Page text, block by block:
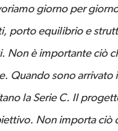
giorno per
porto equilibrio e
Non è importante ciò
Quando sono arrivato
la Serie C. Il
Non importa ciò